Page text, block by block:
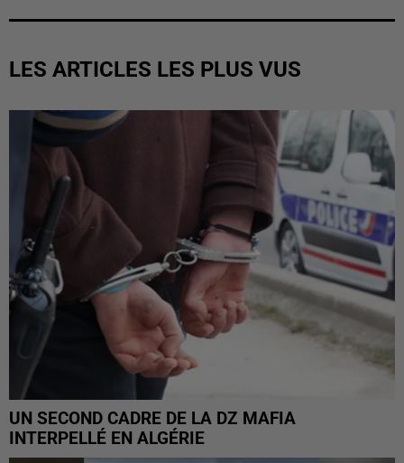
LES ARTICLES LES PLUS VUS
UN SECOND CADRE DE LA DZ MAFIA
INTERPELLÉ EN ALGÉRIE